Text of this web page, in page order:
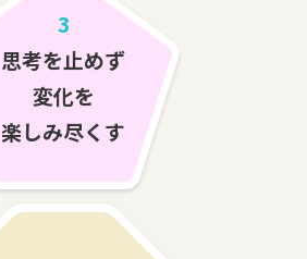
3
思考を止めず
変化を
楽しみ尽くす